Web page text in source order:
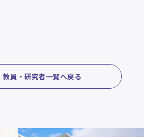
教員・研究者一覧へ戻る